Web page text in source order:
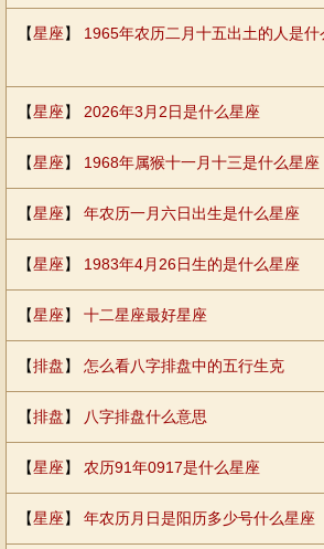
【星座】 1965年农历二月十五出土的人是什
【星座】 2026年3月2日是什么星座
【星座】 1968年属猴十一月十三是什么星座
【星座】 年农历一月六日出生是什么星座
【星座】 1983年4月26日生的是什么星座
【星座】 十二星座最好星座
【排盘】 怎么看八字排盘中的五行生克
【排盘】 八字排盘什么意思
【星座】 农历91年0917是什么星座
【星座】 年农历月日是阳历多少号什么星座